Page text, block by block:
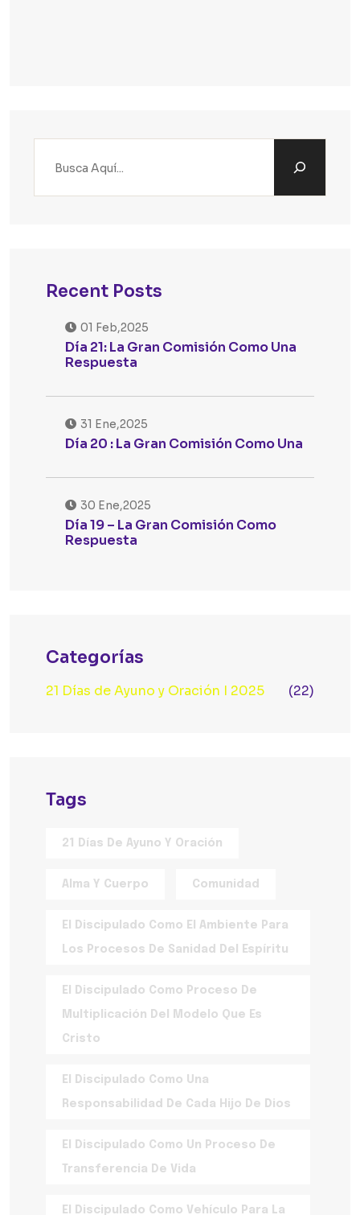
Recent Posts
01 Feb,2025
Día 21: La Gran Comisión Como Una
Respuesta
31 Ene,2025
Día 20 : La Gran Comisión Como Una
30 Ene,2025
Día 19 – La Gran Comisión Como
Respuesta
Categorías
21 Días de Ayuno y Oración I 2025 (22)
Tags
21 Días De Ayuno Y Oración
Alma Y Cuerpo Comunidad
El Discipulado Como El Ambiente Para
Los Procesos De Sanidad Del Espíritu
El Discipulado Como Proceso De
Multiplicación Del Modelo Que Es
Cristo
El Discipulado Como Una
Responsabilidad De Cada Hijo De Dios
El Discipulado Como Un Proceso De
Transferencia De Vida
El Discipulado Como Vehículo Para La